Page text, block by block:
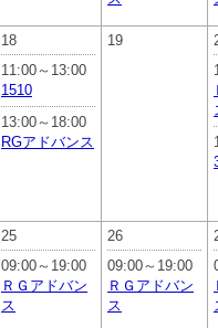
18
11:00～13:00
1510
13:00～18:00
RGアドバンス
19
25
09:00～19:00
ＲＧアドバン
ス
26
09:00～19:00
ＲＧアドバン
ス